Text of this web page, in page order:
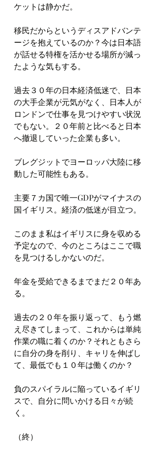
ケットは静かだ。
移民だからというディスアドバンテ
ージを抱えているのか？今は日本語
が話せる特権を活かせる場所が減っ
たような気もする。
過去３０年の日本経済低迷で、日本
の大手企業が元気がなく、日本人が
ロンドンで仕事を見つけやすい状況
でもない。２０年前と比べると日本
へ撤退していった企業も多い。
ブレグジットでヨーロッパ大陸に移
動した可能性もある。
主要７カ国で唯一GDPがマイナスの
国イギリス。経済の低迷が目立つ。
このまま私はイギリスに身を収める
予定なので、今のところはここで職
を見つけるしかないのだ。
年金を受給できるまでまだ２０年あ
る。
過去の２０年を振り返って、もう燃
え尽きてしまって、これからは単純
作業の職に着くのか？それともさら
に自分の身を削り、キャリを伸ばし
て、最低でも１０年は働くのか？
負のスパイラルに陥っているイギリ
スで、自分に問いかける日々が続
く。
（終）